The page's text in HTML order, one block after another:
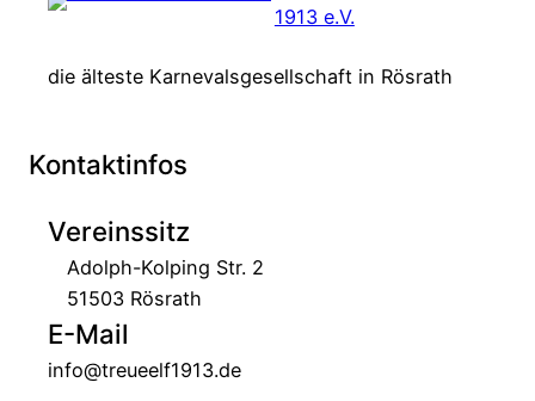
1913 e.V.
die älteste Karnevalsgesellschaft in Rösrath
Kontaktinfos
Vereinssitz
Adolph-Kolping Str. 2
51503 Rösrath
E-Mail
info@treueelf1913.de